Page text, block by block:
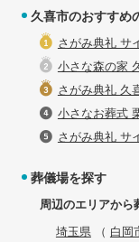
久喜市のおすすめ
さがみ典礼 サ
小さな森の家
さがみ典礼 久
小さなお葬式
さがみ典礼 サ
葬儀場を探す
周辺のエリアから
埼玉県（ 白岡